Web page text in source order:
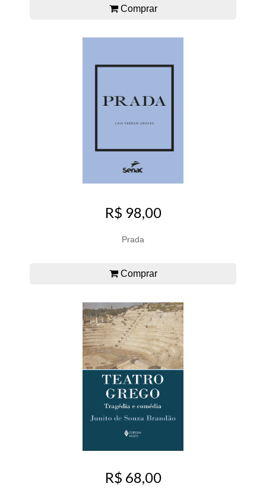
Comprar
R$ 98,00
Prada
Comprar
R$ 68,00